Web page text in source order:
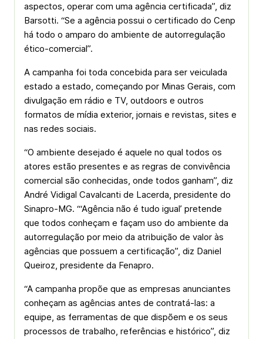
aspectos, operar com uma agência certificada”, diz
Barsotti. “Se a agência possui o certificado do Cenp
há todo o amparo do ambiente de autorregulação
ético-comercial”.
A campanha foi toda concebida para ser veiculada
estado a estado, começando por Minas Gerais, com
divulgação em rádio e TV, outdoors e outros
formatos de mídia exterior, jornais e revistas, sites e
nas redes sociais.
“O ambiente desejado é aquele no qual todos os
atores estão presentes e as regras de convivência
comercial são conhecidas, onde todos ganham”, diz
André Vidigal Cavalcanti de Lacerda, presidente do
Sinapro-MG. “‘Agência não é tudo igual’ pretende
que todos conheçam e façam uso do ambiente da
autorregulação por meio da atribuição de valor às
agências que possuem a certificação”, diz Daniel
Queiroz, presidente da Fenapro.
“A campanha propõe que as empresas anunciantes
conheçam as agências antes de contratá-las: a
equipe, as ferramentas de que dispõem e os seus
processos de trabalho, referências e histórico”, diz